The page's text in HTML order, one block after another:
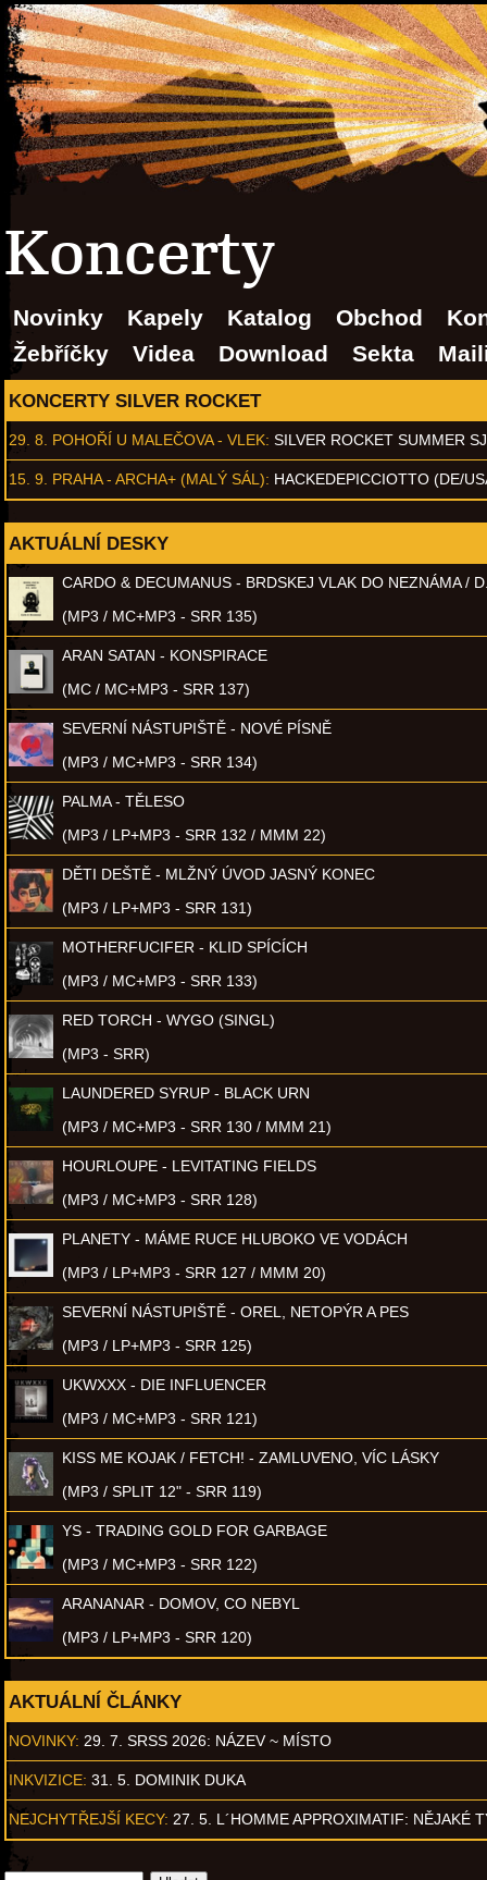
Koncerty
Novinky Kapely Katalog Obchod
Žebříčky
Videa Download Sekta
KONCERTY SILVER ROCKET
29. 8. POHOŘÍ U MALEČOVA - VLEK: SILVER ROCKET SUMMER
15. 9. PRAHA - ARCHA+ (MALÝ SÁL): HACKEDEPICCIOTTO (DE/
AKTUÁLNÍ DESKY
CARDO & DECUMANUS - BRDSKEJ VLAK DO NEZNÁMA /
(MP3 / MC+MP3 - SRR 135)
ARAN SATAN - KONSPIRACE
(MC / MC+MP3 - SRR 137)
SEVERNÍ NÁSTUPIŠTĚ - NOVÉ PÍSNĚ
(MP3 / MC+MP3 - SRR 134)
PALMA - TĚLESO
(MP3 / LP+MP3 - SRR 132 / MMM 22)
DĚTI DEŠTĚ - MLŽNÝ ÚVOD JASNÝ KONEC
(MP3 / LP+MP3 - SRR 131)
MOTHERFUCIFER - KLID SPÍCÍCH
(MP3 / MC+MP3 - SRR 133)
RED TORCH - WYGO (SINGL)
(MP3 - SRR)
LAUNDERED SYRUP - BLACK URN
(MP3 / MC+MP3 - SRR 130 / MMM 21)
HOURLOUPE - LEVITATING FIELDS
(MP3 / MC+MP3 - SRR 128)
PLANETY - MÁME RUCE HLUBOKO VE VODÁCH
(MP3 / LP+MP3 - SRR 127 / MMM 20)
SEVERNÍ NÁSTUPIŠTĚ - OREL, NETOPÝR A PES
(MP3 / LP+MP3 - SRR 125)
UKWXXX - DIE INFLUENCER
(MP3 / MC+MP3 - SRR 121)
KISS ME KOJAK / FETCH! - ZAMLUVENO, VÍC LÁSKY
(MP3 / SPLIT 12" - SRR 119)
YS - TRADING GOLD FOR GARBAGE
(MP3 / MC+MP3 - SRR 122)
ARANANAR - DOMOV, CO NEBYL
(MP3 / LP+MP3 - SRR 120)
AKTUÁLNÍ ČLÁNKY
NOVINKY: 29. 7. SRSS 2026: NÁZEV ~ MÍSTO
INKVIZICE: 31. 5. DOMINIK DUKA
NEJCHYTŘEJŠÍ KECY: 27. 5. L´HOMME APPROXIMATIF: NĚJAKÉ